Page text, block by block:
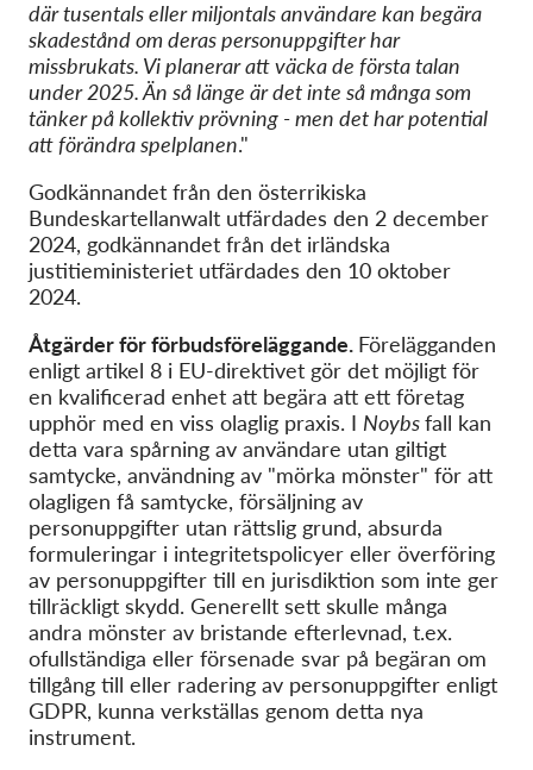
där tusentals eller miljontals användare kan begära
skadestånd om deras personuppgifter har
missbrukats. Vi planerar att väcka de första talan
under 2025. Än så länge är det inte så många som
tänker på kollektiv prövning - men det har potential
att förändra spelplanen."
Godkännandet från den österrikiska
Bundeskartellanwalt utfärdades den 2 december
2024, godkännandet från det irländska
justitieministeriet utfärdades den 10 oktober
2024.
Åtgärder för förbudsföreläggande. Förelägganden
enligt artikel 8 i EU-direktivet gör det möjligt för
en kvalificerad enhet att begära att ett företag
upphör med en viss olaglig praxis. I Noybsfall kan
detta vara spårning av användare utan giltigt
samtycke, användning av "mörka mönster" för att
olagligen få samtycke, försäljning av
personuppgifter utan rättslig grund, absurda
formuleringar i integritetspolicyer eller överföring
av personuppgifter till en jurisdiktion som inte ger
tillräckligt skydd. Generellt sett skulle många
andra mönster av bristande efterlevnad, t.ex.
ofullständiga eller försenade svar på begäran om
tillgång till eller radering av personuppgifter enligt
GDPR, kunna verkställas genom detta nya
instrument.